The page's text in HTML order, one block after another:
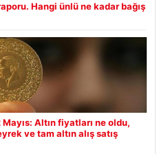
Hangi ünlü ne kadar bağış
Altın fiyatları ne oldu,
ve tam altın alış satış